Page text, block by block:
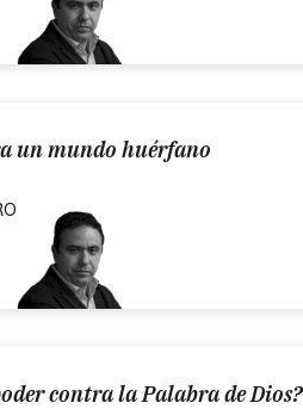
un mundo huérfano
contra la Palabra de Dios?